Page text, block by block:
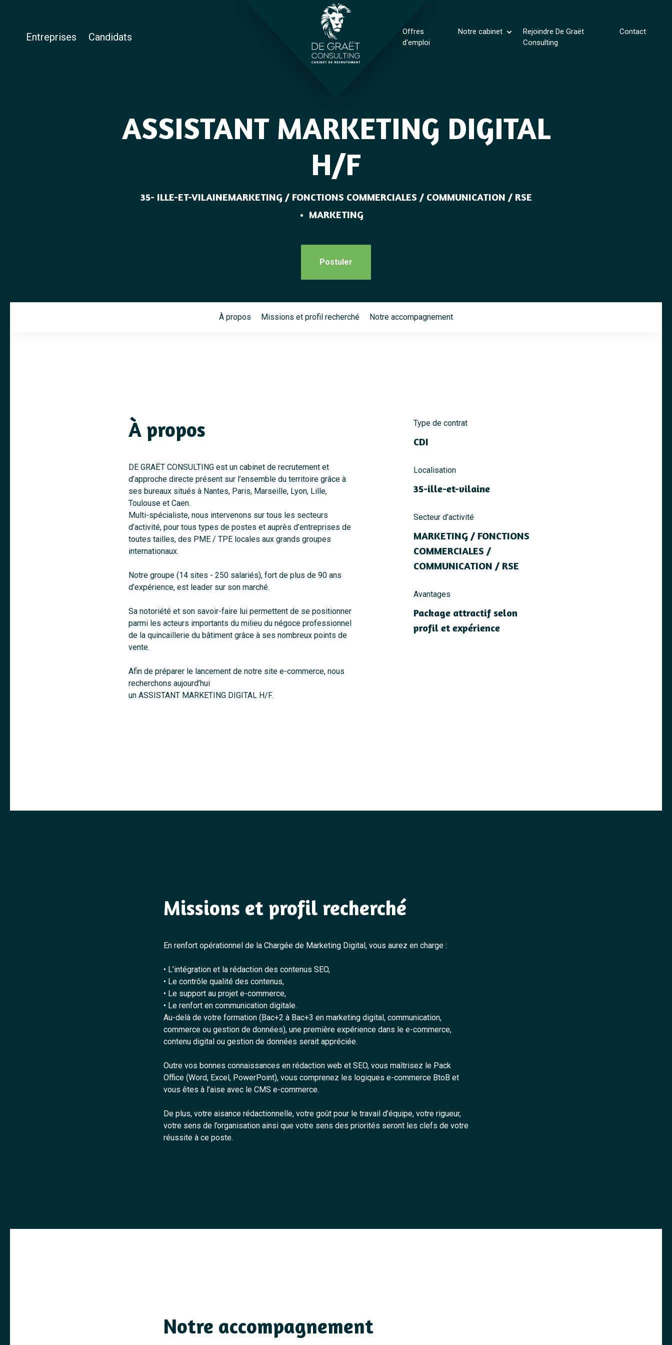
Entreprises Candidats
Offres
d'emploi
Notre cabinet
Rejoindre De Graët
Consulting
Contact
ASSISTANT MARKETING DIGITAL
H/F
35- ILLE-ET-VILAINEMARKETING / FONCTIONS COMMERCIALES / COMMUNICATION / RSE
MARKETING
Postuler
À propos Missions et profil recherché Notre accompagnement
À propos
DE GRAËT CONSULTING est un cabinet de recrutement et
d’approche directe présent sur l’ensemble du territoire grâce à
ses bureaux situés à Nantes, Paris, Marseille, Lyon, Lille,
Toulouse et Caen.
Multi-spécialiste, nous intervenons sur tous les secteurs
d’activité, pour tous types de postes et auprès d’entreprises de
toutes tailles, des PME / TPE locales aux grands groupes
internationaux.
Notre groupe (14 sites - 250 salariés), fort de plus de 90 ans
d'expérience, est leader sur son marché.
Sa notoriété et son savoir-faire lui permettent de se positionner
parmi les acteurs importants du milieu du négoce professionnel
de la quincaillerie du bâtiment grâce à ses nombreux points de
vente.
Afin de préparer le lancement de notre site e-commerce, nous
recherchons aujourd’hui
un ASSISTANT MARKETING DIGITAL H/F.
Type de contrat
CDI
Localisation
35-ille-et-vilaine
Secteur d'activité
MARKETING / FONCTIONS
COMMERCIALES /
COMMUNICATION / RSE
Avantages
Package attractif selon
profil et expérience
Missions et profil recherché
En renfort opérationnel de la Chargée de Marketing Digital, vous aurez en charge :
• L’intégration et la rédaction des contenus SEO,
• Le contrôle qualité des contenus,
• Le support au projet e-commerce,
• Le renfort en communication digitale.
Au-delà de votre formation (Bac+2 à Bac+3 en marketing digital, communication,
commerce ou gestion de données), une première expérience dans le e-commerce,
contenu digital ou gestion de données serait appréciée.
Outre vos bonnes connaissances en rédaction web et SEO, vous maîtrisez le Pack
Office (Word, Excel, PowerPoint), vous comprenez les logiques e-commerce BtoB et
vous êtes à l’aise avec le CMS e-commerce.
De plus, votre aisance rédactionnelle, votre goût pour le travail d’équipe, votre rigueur,
votre sens de l’organisation ainsi que votre sens des priorités seront les clefs de votre
réussite à ce poste.
Notre accompagnement